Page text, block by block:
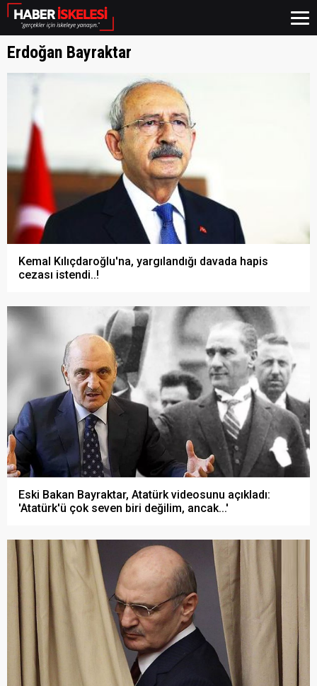
Erdoğan Bayraktar
Kemal Kılıçdaroğlu'na, yargılandığı davada hapis
cezası istendi..!
Eski Bakan Bayraktar, Atatürk videosunu açıkladı:
'Atatürk'ü çok seven biri değilim, ancak...'